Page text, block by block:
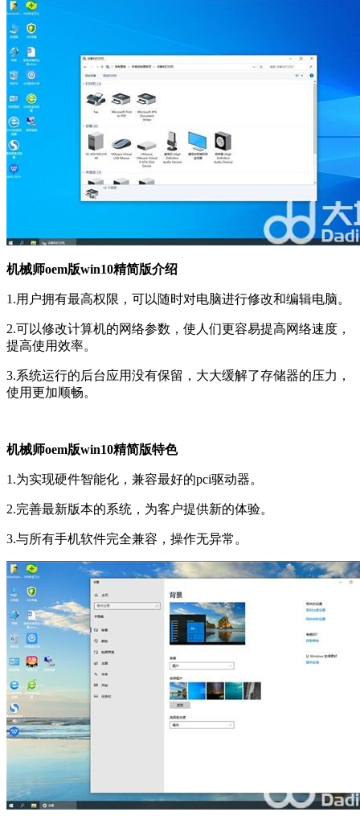
机械师oem版win10精简版介绍
1.用户拥有最高权限，可以随时对电脑进行修改和编辑电脑。
2.可以修改计算机的网络参数，使人们更容易提高网络速度，
提高使用效率。
3.系统运行的后台应用没有保留，大大缓解了存储器的压力，
使用更加顺畅。
机械师oem版win10精简版特色
1.为实现硬件智能化，兼容最好的pci驱动器。
2.完善最新版本的系统，为客户提供新的体验。
3.与所有手机软件完全兼容，操作无异常。